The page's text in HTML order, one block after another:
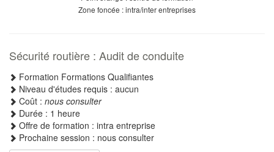
Zone foncée : intra/inter entreprises
Sécurité routière : Audit de conduite
Formation Formations Qualifiantes
Niveau d'études requis : aucun
Coût : nous consulter
Durée : 1 heure
Offre de formation : intra entreprise
Prochaine session : nous consulter